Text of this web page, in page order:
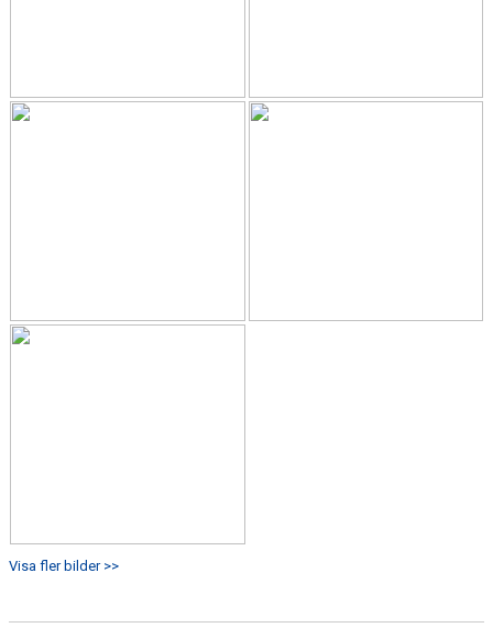
Visa fler bilder >>